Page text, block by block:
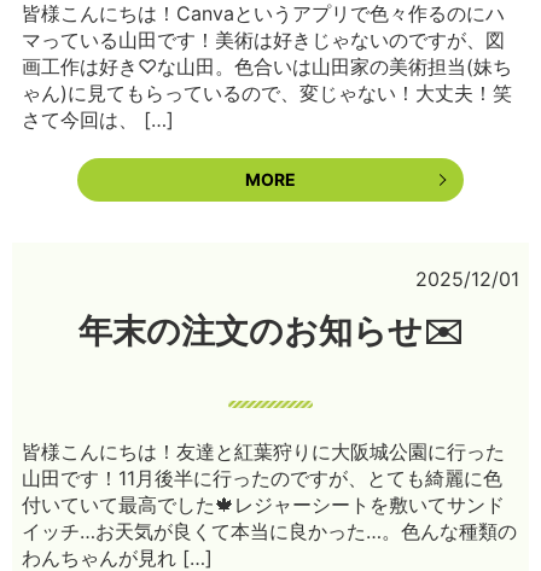
皆様こんにちは！Canvaというアプリで色々作るのにハ
マっている山田です！美術は好きじゃないのですが、図
画工作は好き♡な山田。色合いは山田家の美術担当(妹ち
ゃん)に見てもらっているので、変じゃない！大丈夫！笑
さて今回は、 […]
MORE
2025/12/01
年末の注文のお知らせ✉️
皆様こんにちは！友達と紅葉狩りに大阪城公園に行った
山田です！11月後半に行ったのですが、とても綺麗に色
付いていて最高でした🍁レジャーシートを敷いてサンド
イッチ…お天気が良くて本当に良かった…。色んな種類の
わんちゃんが見れ […]